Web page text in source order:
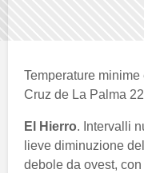
Temperature
Cruz de La Palma
El Hierro. Intervalli
lieve diminuzione
debole da ovest,